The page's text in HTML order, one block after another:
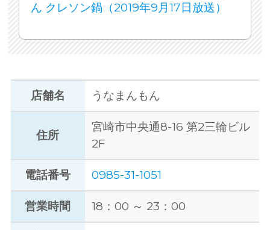
ん クレソン鍋（2019年9月17日放送）
店舗名 うなまんもん
住所
宮崎市中央通8-16 第2三輪ビル
2F
電話番号 0985-31-1051
営業時間 18：00 ～ 23：00